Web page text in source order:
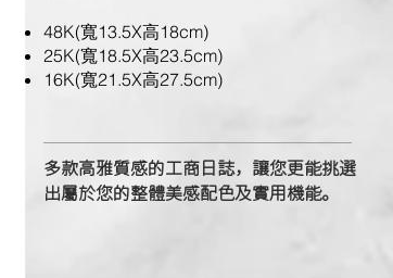
48K(寬13.5X高18cm)
25K(寬18.5X高23.5cm)
16K(寬21.5X高27.5cm)
多款高雅質感的工商日誌，讓您更能挑選
出屬於您的整體美感配色及實用機能。